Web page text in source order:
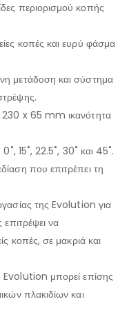
περιορισμού κοπής
κοπές και ευρύ φάσμα
μετάδοση και σύστημα
230 x 65 mm ικανότητα
15˚, 22.5˚, 30˚ και 45˚.
που επιτρέπει τη
της Evolution για
να
κοπές, σε μακριά και
Evolution μπορεί επίσης
πλακιδίων και